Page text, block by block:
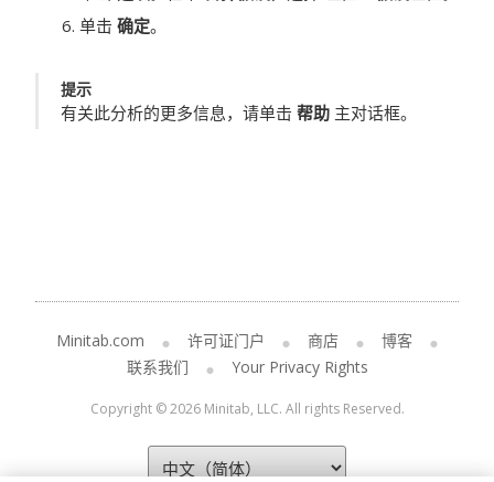
单击 确定。
提示
有关此分析的更多信息，请单击 帮助 主对话框。
Minitab.com 许可证门户 商店
博客
联系我们
Your Privacy Rights
Copyright © 2026 Minitab, LLC. All rights Reserved.